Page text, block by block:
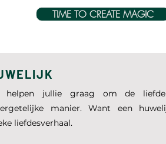
TIME TO CREATE MAGIC
helpen jullie graag om de
manier. Want een
liefdesverhaal.